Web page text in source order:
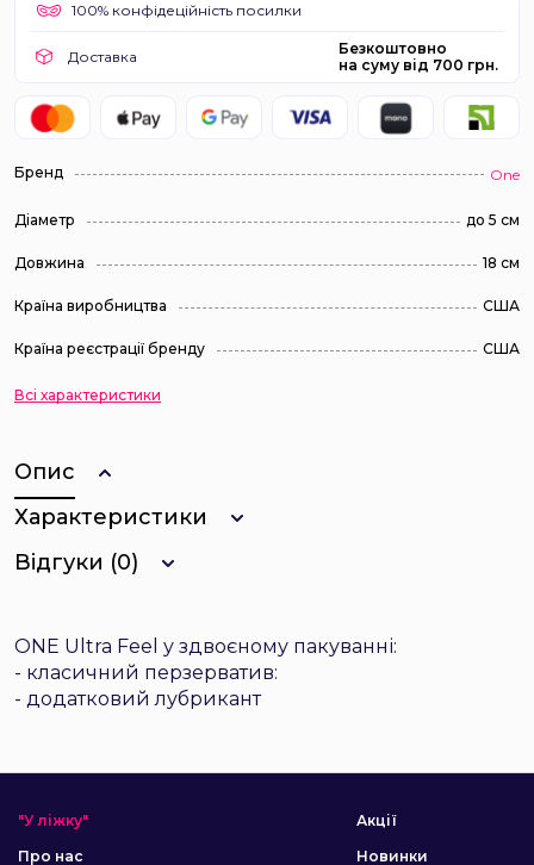
100% конфідеційність посилки
Доставка
Безкоштовно
на суму від 700 грн.
Бренд One
Діаметр до 5 см
Довжина 18 см
Країна виробництва США
Країна реєстрації бренду США
Всі характеристики
Опис
Характеристики
Відгуки (0)
ONE Ultra Feel у здвоєному пакуванні:
- класичний перзерватив:
- додатковий лубрикант
"У ліжку"
Про нас
Акції
Новинки